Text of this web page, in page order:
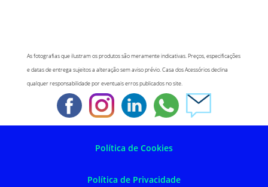
As fotografias que ilustram os produtos são meramente indicativas. Preços, especificações
e datas de entrega sujeitos a alteração sem aviso prévio. Casa dos Acessórios declina
qualquer responsabilidade por eventuais erros publicados no site.
Política de Cookies
Política de Privacidade